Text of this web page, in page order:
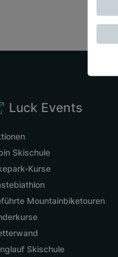
Luck Events
Skischule
Kurse
Mountainbiketouren
Skischule